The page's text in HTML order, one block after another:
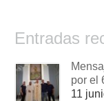
Entradas
por el
11